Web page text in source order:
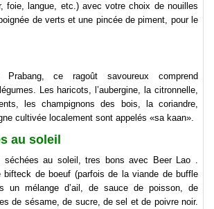
foie, langue, etc.) avec votre choix de nouilles
de verts et une pincée de piment, pour le
ce ragoût savoureux comprend
Les haricots, l’aubergine, la citronnelle,
les champignons des bois, la coriandre,
cultivée localement sont appelés «sa kaan».
au soleil
séchées au soleil, tres bons avec Beer Lao .
bifteck de boeuf (parfois de la viande de buffle
un mélange d’ail, de sauce de poisson, de
de sésame, de sucre, de sel et de poivre noir.